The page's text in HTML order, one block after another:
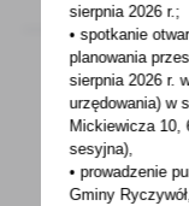
23 - 11 - 2020
KOLEJNA
sierpnia 2026 r.;
• spotkanie
planowania
sierpnia 2026 r.
urzędowania) w
Mickiewicza 10,
sesyjna),
• prowadzenie
Gminy